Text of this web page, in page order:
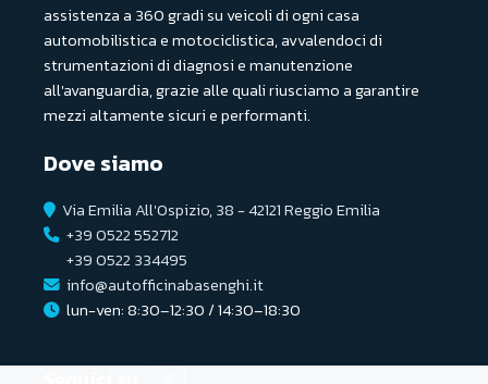
assistenza a 360 gradi su veicoli di ogni casa
automobilistica e motociclistica, avvalendoci di
strumentazioni di diagnosi e manutenzione
all'avanguardia, grazie alle quali riusciamo a garantire
mezzi altamente sicuri e performanti.
Dove siamo
Via Emilia All'Ospizio, 38 - 42121 Reggio Emilia
+39 0522 552712
+39 0522 334495
info@autofficinabasenghi.it
lun-ven: 8:30–12:30 / 14:30–18:30